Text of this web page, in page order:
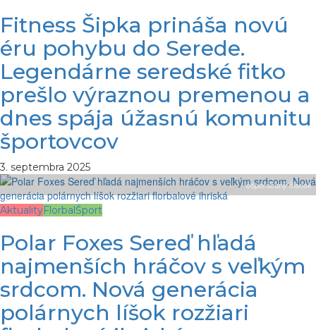
Fitness Šipka prináša novú
éru pohybu do Serede.
Legendárne seredské fitko
prešlo výraznou premenou a
dnes spája úžasnú komunitu
športovcov
3. septembra 2025
odporúčaný článok
AktualityFlorbal Šport
Polar Foxes Sereď hľadá
najmenších hráčov s veľkým
srdcom. Nová generácia
polárnych líšok rozžiari